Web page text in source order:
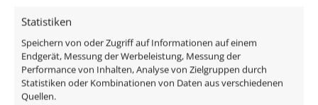
Statistiken
Speichern von oder Zugriff auf Informationen auf einem
Endgerät, Messung der Werbeleistung, Messung der
Performance von Inhalten, Analyse von Zielgruppen durch
Statistiken oder Kombinationen von Daten aus verschiedenen
Quellen.
Passen in alle Luxvenum Einbaurahmen und alle
Standard Einbaurahmen für Leuchtmittel mit einem
Kopf-Durchmesser von 50mm